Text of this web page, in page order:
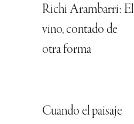
Richi Arambarri: El
vino, contado de
otra forma
Cuando el paisaje